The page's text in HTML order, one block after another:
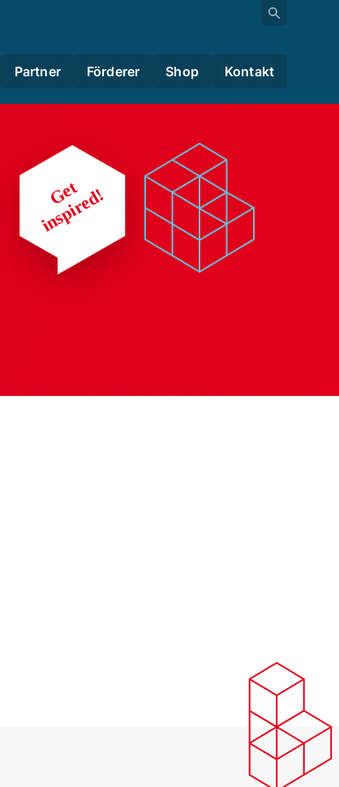
Partner Förderer Shop Kontakt